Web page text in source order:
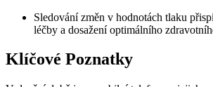
Sledování změn v hodnotách tlaku
léčby a dosažení optimálního
Klíčové Poznatky